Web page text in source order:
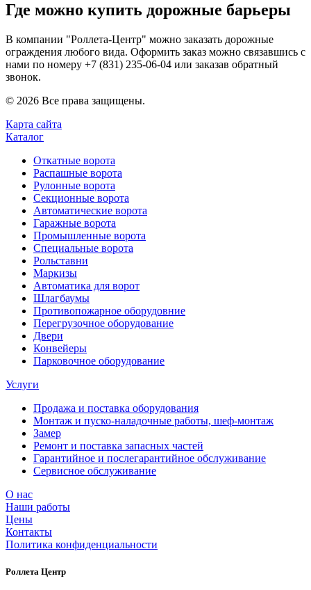
Где можно купить дорожные барьеры
В компании "Роллета-Центр" можно заказать дорожные
ограждения любого вида. Оформить заказ можно связавшись с
нами по номеру +7 (831) 235-06-04 или заказав обратный
звонок.
© 2026 Все права защищены.
Карта сайта
Каталог
Откатные ворота
Распашные ворота
Рулонные ворота
Секционные ворота
Автоматические ворота
Гаражные ворота
Промышленные ворота
Специальные ворота
Рольставни
Маркизы
Автоматика для ворот
Шлагбаумы
Противопожарное оборудовние
Перегрузочное оборудование
Двери
Конвейеры
Парковочное оборудование
Услуги
Продажа и поставка оборудования
Монтаж и пуско-наладочные работы, шеф-монтаж
Замер
Ремонт и поставка запасных частей
Гарантийное и послегарантийное обслуживание
Сервисное обслуживание
О нас
Наши работы
Цены
Контакты
Политика конфиденциальности
Роллета Центр